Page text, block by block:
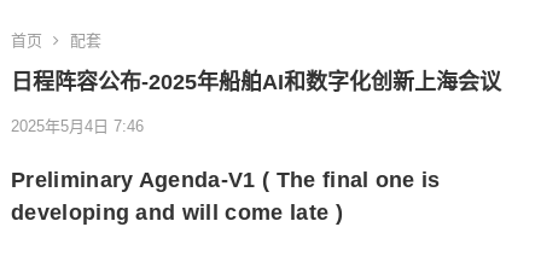
首页 配套
日程阵容公布-2025年船舶AI和数字化创新上海会议
2025年5月4日 7:46
Preliminary Agenda-V1 ( The final one is
developing and will come late )